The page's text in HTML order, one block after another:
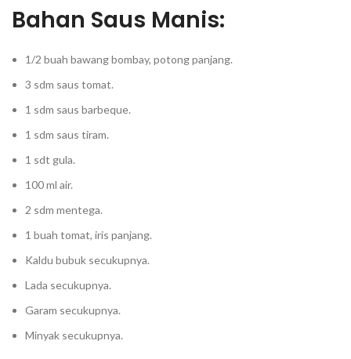
Bahan Saus Manis:
1/2 buah bawang bombay, potong panjang.
3 sdm saus tomat.
1 sdm saus barbeque.
1 sdm saus tiram.
1 sdt gula.
100 ml air.
2 sdm mentega.
1 buah tomat, iris panjang.
Kaldu bubuk secukupnya.
Lada secukupnya.
Garam secukupnya.
Minyak secukupnya.